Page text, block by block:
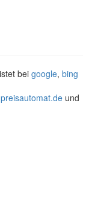
bei google, bing
preisautomat.deund